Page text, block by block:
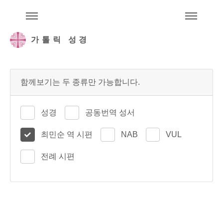
가톨릭 성경
함께보기는 두 종류만 가능합니다.
성경 공동번역 성서
최민순 역 시편 NAB VUL
전례 시편